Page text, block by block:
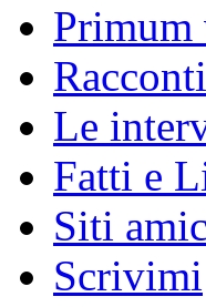
Primum
Le
Fatti e
Siti
Scrivimi